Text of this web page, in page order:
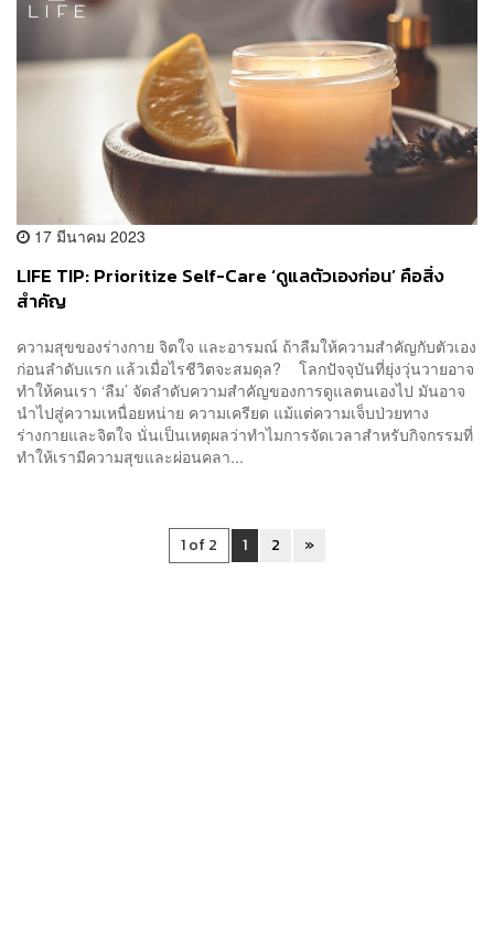
17 มีนาคม 2023
LIFE TIP: Prioritize Self-Care ‘ดูแลตัวเองก่อน’ คือสิ่ง
สำคัญ
ความสุขของร่างกาย จิตใจ และอารมณ์ ถ้าลืมให้ความสำคัญกับตัวเอง
ก่อนลำดับแรก แล้วเมื่อไรชีวิตจะสมดุล? โลกปัจจุบันที่ยุ่งวุ่นวายอาจ
ทำให้คนเรา ‘ลืม’ จัดลำดับความสำคัญของการดูแลตนเองไป มันอาจ
นำไปสู่ความเหนื่อยหน่าย ความเครียด แม้แต่ความเจ็บป่วยทาง
ร่างกายและจิตใจ นั่นเป็นเหตุผลว่าทำไมการจัดเวลาสำหรับกิจกรรมที่
ทำให้เรามีความสุขและผ่อนคลา...
1 of 2 1 2 »